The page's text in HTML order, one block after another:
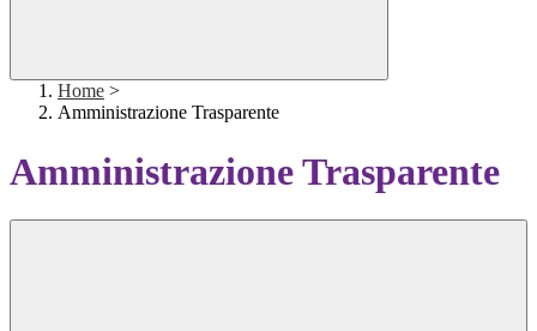
Home >
Amministrazione Trasparente
Amministrazione Trasparente